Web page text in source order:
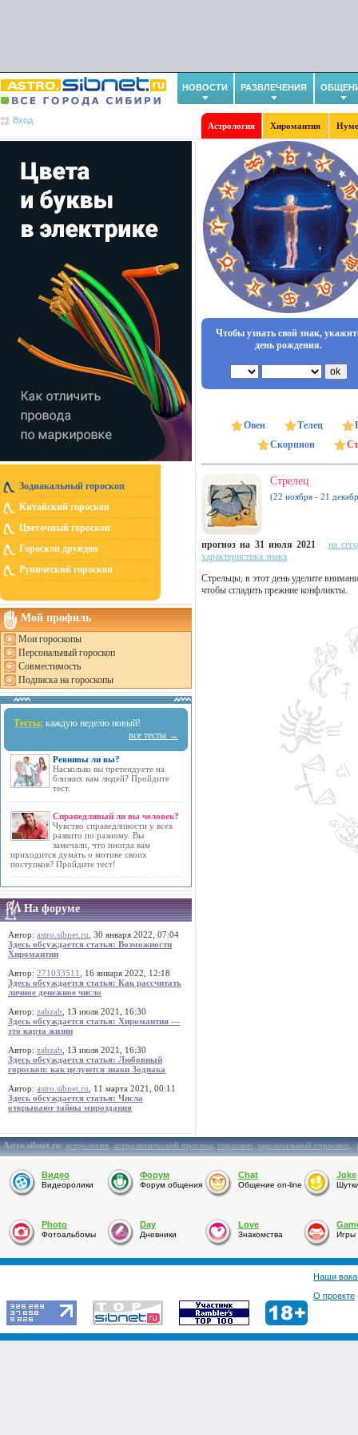
НОВОСТИ РАЗВЛЕЧЕНИЯ
Вход
Астрология Хиромантия
Зодиакальный гороскоп
Китайский гороскоп
Цветочный гороскоп
Гороскоп друидов
Рунический гороскоп
Мой профиль
Мои гороскопы
Персональный гороскоп
Совместимость
Подписка на гороскопы
Тесты: каждую неделю новый!
все тесты →
Ревнивы ли вы?
Насколько вы претендуете на
близких вам людей? Пройдите
тест.
Справедливый ли вы человек?
Чувство справедливости у всех
развито по разному. Вы
замечали, что иногда вам
приходится думать о мотиве своих
поступков? Пройдите тест!
На форуме
Автор: astro.sibnet.ru , 30 января 2022, 07:04
Здесь обсуждается статья: Возможности
Хиромантии
Автор: 271033511
, 16 января 2022, 12:18
Здесь обсуждается статья: Как рассчитать
личное денежное число
Автор: zabzab , 13 июля 2021, 16:30
Здесь обсуждается статья: Хиромантия —
это карта жизни
Автор: zabzab , 13 июля 2021, 16:30
Здесь обсуждается статья: Любовный
гороскоп: как целуются знаки Зодиака
Автор: astro.sibnet.ru , 11 марта 2021, 00:11
Здесь обсуждается статья: Числа
открывают тайны мироздания
Чтобы узнать свой знак,
день рождения.
Овен Телец
Скорпион
Стрелец
(22 ноября - 21
прогноз на 31 июля 2021
на
характеристика знака
Стрельцы, в этот день уделите
чтобы сгладить прежние конфликты.
Astro.sibnet.ru:астрология,астрологический прогноз,гороскоп,персональный гороскоп,
Видео
Видеоролики
Форум
Форум общения
Chat
Общение on-line
Joke
Photo
Фотоальбомы
Day
Дневники
Love
Знакомства Игры
Наши
О проекте